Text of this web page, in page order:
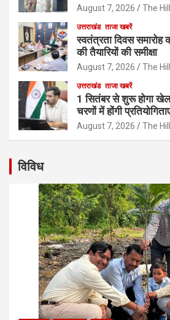
August 7, 2026 The
उत्तराखंड ताजा खबरें
स्वतंत्रता दिवस समारोह
की तैयारियों की समीक्षा
August 7, 2026 The
उत्तराखंड ताजा खबरें
1 सितंबर से शुरू होगा
चरणों में होंगी
August 7, 2026 The
विविध